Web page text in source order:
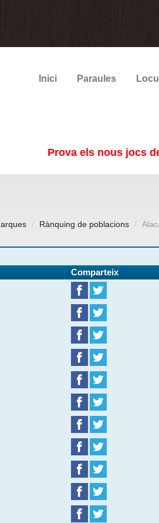
Inici Paraules
Prova els nous jocs
Rànquing de poblacions
Comparteix